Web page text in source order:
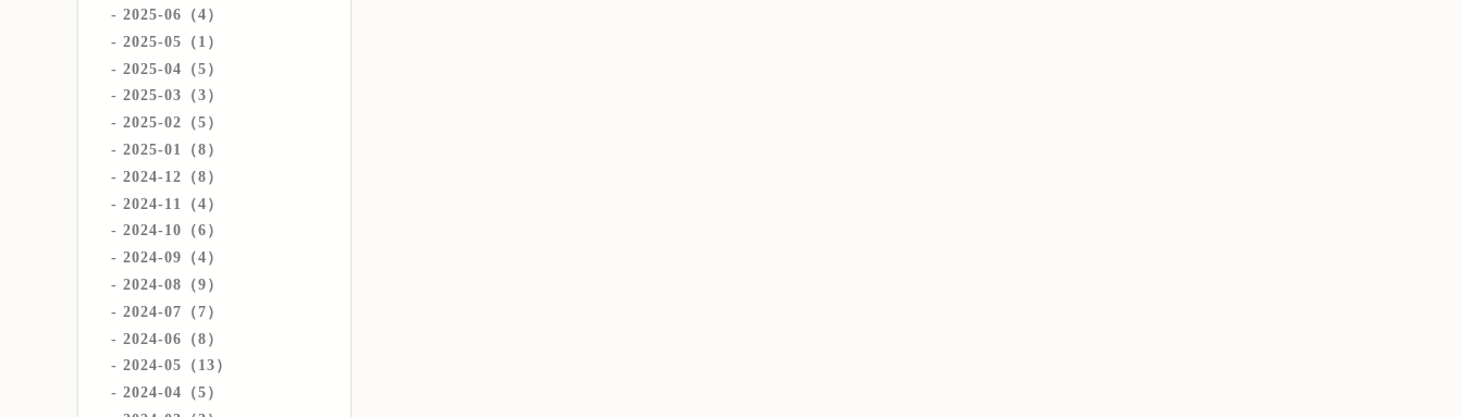
2025-06（4）
2025-05（1）
2025-04（5）
2025-03（3）
2025-02（5）
2025-01（8）
2024-12（8）
2024-11（4）
2024-10（6）
2024-09（4）
2024-08（9）
2024-07（7）
2024-06（8）
2024-05（13）
2024-04（5）